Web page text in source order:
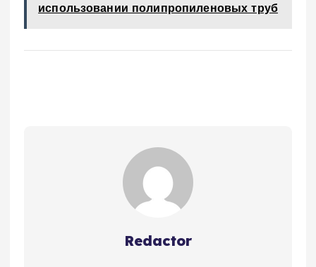
использовании полипропиленовых труб
Redactor